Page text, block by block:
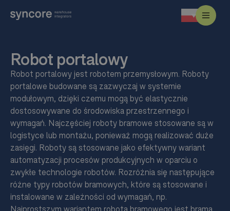
Robot portalowy
Robot portalowy jest robotem przemysłowym. Roboty
portalowe budowane są zazwyczaj w systemie
modułowym, dzięki czemu mogą być elastycznie
dostosowywane do środowiska przestrzennego i
wymagań. Najczęściej roboty bramowe stosowane są w
logistyce lub montażu, ponieważ mogą realizować duże
zasięgi. Roboty są stosowane jako efektywny wariant
automatyzacji procesów produkcyjnych w oparciu o
zwykłe technologie robotów. Rozróżnia się następujące
różne typy robotów bramowych, które są stosowane i
instalowane w zależności od wymagań, np.
Najprostszym wariantem robota bramowego jest brama